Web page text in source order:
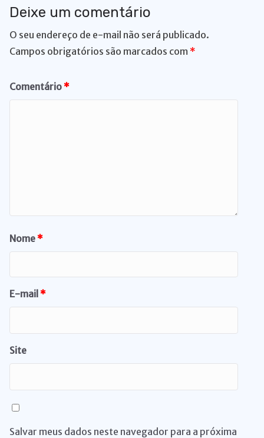
Deixe um comentário
O seu endereço de e-mail não será publicado.
Campos obrigatórios são marcados com *
Comentário*
Nome*
E-mail*
Site
Salvar meus dados neste navegador para a próxima